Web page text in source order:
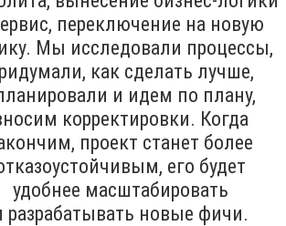
переключение на новую
Мы исследовали процессы,
как сделать лучше,
и идем по плану,
корректировки. Когда
проект станет более
его будет
удобнее масштабировать
разрабатывать новые фичи.